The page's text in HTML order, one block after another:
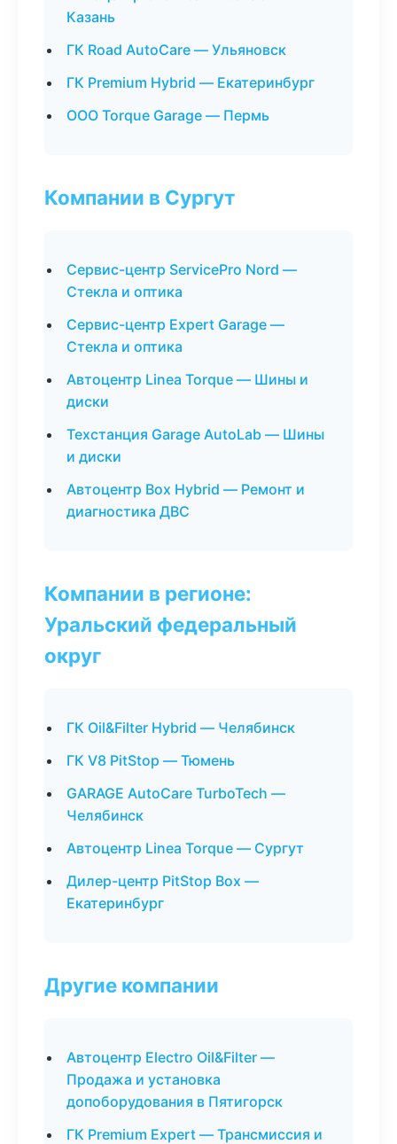
Казань
ГК Road AutoCare — Ульяновск
ГК Premium Hybrid — Екатеринбург
ООО Torque Garage — Пермь
Компании в Сургут
Сервис-центр ServicePro Nord —
Стекла и оптика
Сервис-центр Expert Garage —
Стекла и оптика
Автоцентр Linea Torque — Шины и
диски
Техстанция Garage AutoLab — Шины
и диски
Автоцентр Box Hybrid — Ремонт и
диагностика ДВС
Компании в регионе:
Уральский федеральный
округ
ГК Oil&Filter Hybrid — Челябинск
ГК V8 PitStop — Тюмень
GARAGE AutoCare TurboTech —
Челябинск
Автоцентр Linea Torque — Сургут
Дилер-центр PitStop Box —
Екатеринбург
Другие компании
Автоцентр Electro Oil&Filter —
Продажа и установка
допоборудования в Пятигорск
ГК Premium Expert — Трансмиссия и